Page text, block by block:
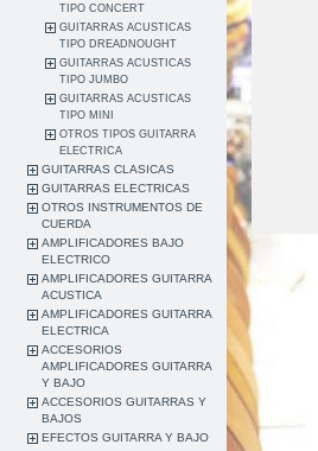
TIPO CONCERT
GUITARRAS ACUSTICAS
TIPO DREADNOUGHT
GUITARRAS ACUSTICAS
TIPO JUMBO
GUITARRAS ACUSTICAS
TIPO MINI
OTROS TIPOS GUITARRA
ELECTRICA
GUITARRAS CLASICAS
GUITARRAS ELECTRICAS
OTROS INSTRUMENTOS DE
CUERDA
AMPLIFICADORES BAJO
ELECTRICO
AMPLIFICADORES GUITARRA
ACUSTICA
AMPLIFICADORES GUITARRA
ELECTRICA
ACCESORIOS
AMPLIFICADORES GUITARRA
Y BAJO
ACCESORIOS GUITARRAS Y
BAJOS
EFECTOS GUITARRA Y BAJO